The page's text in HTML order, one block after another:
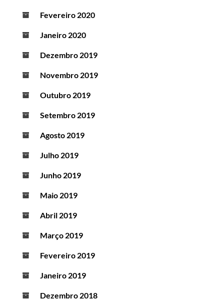
Fevereiro 2020
Janeiro 2020
Dezembro 2019
Novembro 2019
Outubro 2019
Setembro 2019
Agosto 2019
Julho 2019
Junho 2019
Maio 2019
Abril 2019
Março 2019
Fevereiro 2019
Janeiro 2019
Dezembro 2018